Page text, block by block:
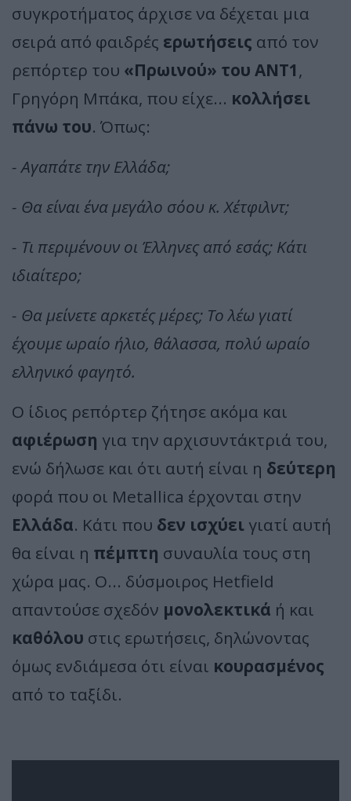
συγκροτήματος άρχισε να δέχεται μια
σειρά από φαιδρές ερωτήσεις από τον
ρεπόρτερ του «Πρωινού» του ΑΝΤ1 ,
Γρηγόρη Μπάκα, που είχε... κολλήσει
πάνω του. Όπως:
- Αγαπάτε την Ελλάδα;
- Θα είναι ένα μεγάλο σόου κ. Χέτφιλντ;
- Τι περιμένουν οι Έλληνες από εσάς; Κάτι
ιδιαίτερο;
- Θα μείνετε αρκετές μέρες; Το λέω γιατί
έχουμε ωραίο ήλιο, θάλασσα, πολύ ωραίο
ελληνικό φαγητό.
Ο ίδιος ρεπόρτερ ζήτησε ακόμα και
αφιέρωση για την αρχισυντάκτριά του,
ενώ δήλωσε και ότι αυτή είναι η δεύτερη
φορά που οι Metallica έρχονται στην
Ελλάδα. Κάτι που δεν ισχύει γιατί αυτή
θα είναι η πέμπτη συναυλία τους στη
χώρα μας. Ο... δύσμοιρος Hetfield
απαντούσε σχεδόν μονολεκτικά ή και
καθόλου στις ερωτήσεις, δηλώνοντας
όμως ενδιάμεσα ότι είναι κουρασμένος
από το ταξίδι.